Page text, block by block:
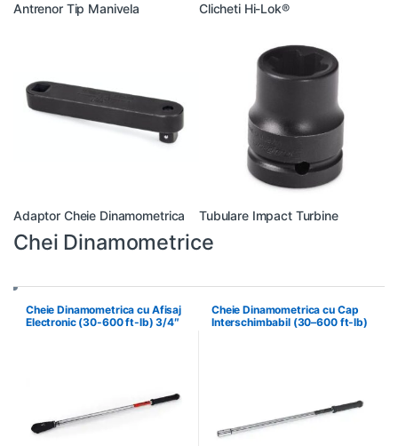
Antrenor Tip Manivela Clicheti Hi-Lok®
Adaptor Cheie Dinamometrica Tubulare Impact Turbine
Chei Dinamometrice
Cheie Dinamometrica cu Afisaj
Electronic (30-600 ft-lb) 3/4″
Cheie Dinamometrica cu Cap
Interschimbabil (30–600 ft-lb)